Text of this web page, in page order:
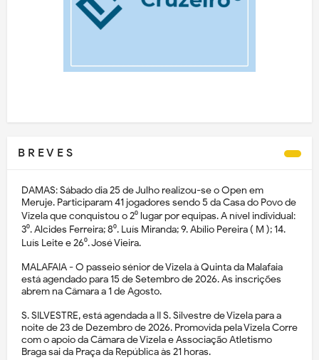
B R E V E S
DAMAS: Sábado dia 25 de Julho realizou-se o Open em
Meruje. Participaram 41 jogadores sendo 5 da Casa do Povo de
Vizela que conquistou o 2⁰ lugar por equipas. A nível individual:
3⁰. Alcides Ferreira; 8⁰. Luís Miranda; 9. Abílio Pereira ( M ); 14.
Luís Leite e 26⁰. José Vieira.
MALAFAIA - O passeio sénior de Vizela à Quinta da Malafaia
está agendado para 15 de Setembro de 2026. As inscrições
abrem na Câmara a 1 de Agosto.
S. SILVESTRE, está agendada a II S. Silvestre de Vizela para a
noite de 23 de Dezembro de 2026. Promovida pela Vizela Corre
com o apoio da Câmara de Vizela e Associação Atletismo
Braga sai da Praça da República às 21 horas.